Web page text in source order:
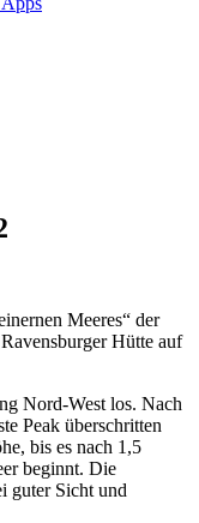
Meeres“ der
Hütte auf
Nord-West los. Nach
Peak überschritten
bis es nach 1,5
beginnt. Die
guter Sicht und